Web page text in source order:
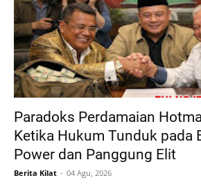
Paradoks Perdamaian
Ketika Hukum Tunduk pada
Power dan Panggung Elit
Berita Kilat 04 Agu, 2026